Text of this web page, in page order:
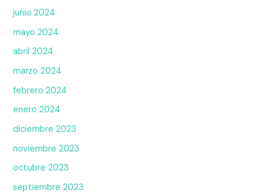
junio 2024
mayo 2024
abril 2024
marzo 2024
febrero 2024
enero 2024
diciembre 2023
noviembre 2023
octubre 2023
septiembre 2023